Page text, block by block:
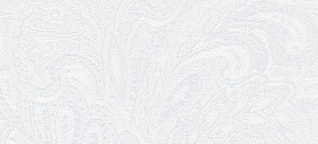
26.03.2026
Божевільна родина — 24 та 26 квітня
25.03.2026
Нам — 79!
17.03.2026
Зелене світло твого дозвілля
11.03.2026